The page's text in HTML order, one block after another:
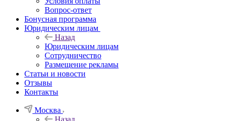
Вопрос-ответ
Бонусная программа
Юридическим лицам
Назад
Юридическим лицам
Сотрудничество
Размещение рекламы
Статьи и новости
Отзывы
Контакты
Москва
Назад